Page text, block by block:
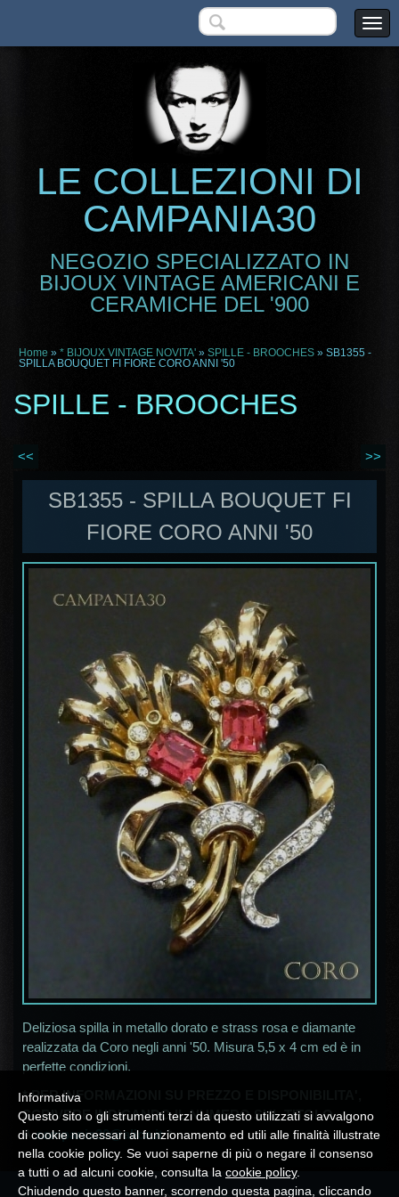
LE COLLEZIONI DI
CAMPANIA30
NEGOZIO SPECIALIZZATO IN
BIJOUX VINTAGE AMERICANI E
CERAMICHE DEL '900
Home » * BIJOUX VINTAGE NOVITA' » SPILLE - BROOCHES » SB1355 -
SPILLA BOUQUET FI FIORE CORO ANNI '50
SPILLE - BROOCHES
<< >>
SB1355 - SPILLA BOUQUET FI
FIORE CORO ANNI '50
Deliziosa spilla in metallo dorato e strass rosa e diamante
realizzata da Coro negli anni '50. Misura 5,5 x 4 cm ed è in
perfette condizioni.
* PER INFORMAZIONI SU PREZZO E DISPONIBILITA',
SCRIVERE INDICANDO IL NUMERO SUL TITOLO
Acampania30@alice.it*
Informativa
Questo sito o gli strumenti terzi da questo utilizzati si avvalgono
di cookie necessari al funzionamento ed utili alle finalità illustrate
nella cookie policy. Se vuoi saperne di più o negare il consenso
a tutti o ad alcuni cookie, consulta la cookie policy.
Chiudendo questo banner, scorrendo questa pagina, cliccando